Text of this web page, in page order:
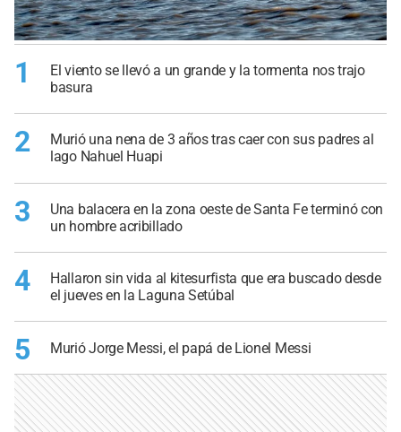
1
El viento se llevó a un grande y la tormenta nos trajo
basura
2
Murió una nena de 3 años tras caer con sus padres al
lago Nahuel Huapi
3
Una balacera en la zona oeste de Santa Fe terminó con
un hombre acribillado
4
Hallaron sin vida al kitesurfista que era buscado desde
el jueves en la Laguna Setúbal
5 Murió Jorge Messi, el papá de Lionel Messi